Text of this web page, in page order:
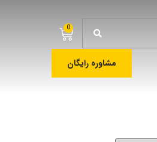
0
مشاوره رایگان